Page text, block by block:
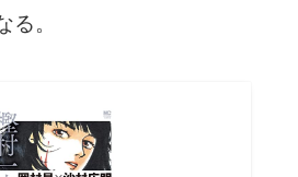
る。